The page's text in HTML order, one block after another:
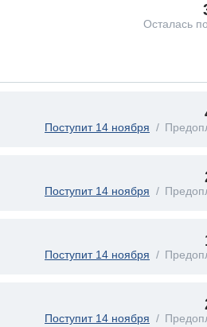
Осталась
Поступит 14 ноября
Поступит 14 ноября
Поступит 14 ноября
Поступит 14 ноября